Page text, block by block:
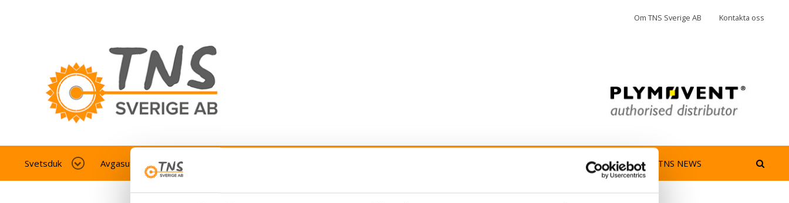
Om TNS Sverige AB Kontakta oss
Svetsduk Avgasutsug fordonverkstad AeroGuard TNS NEWS